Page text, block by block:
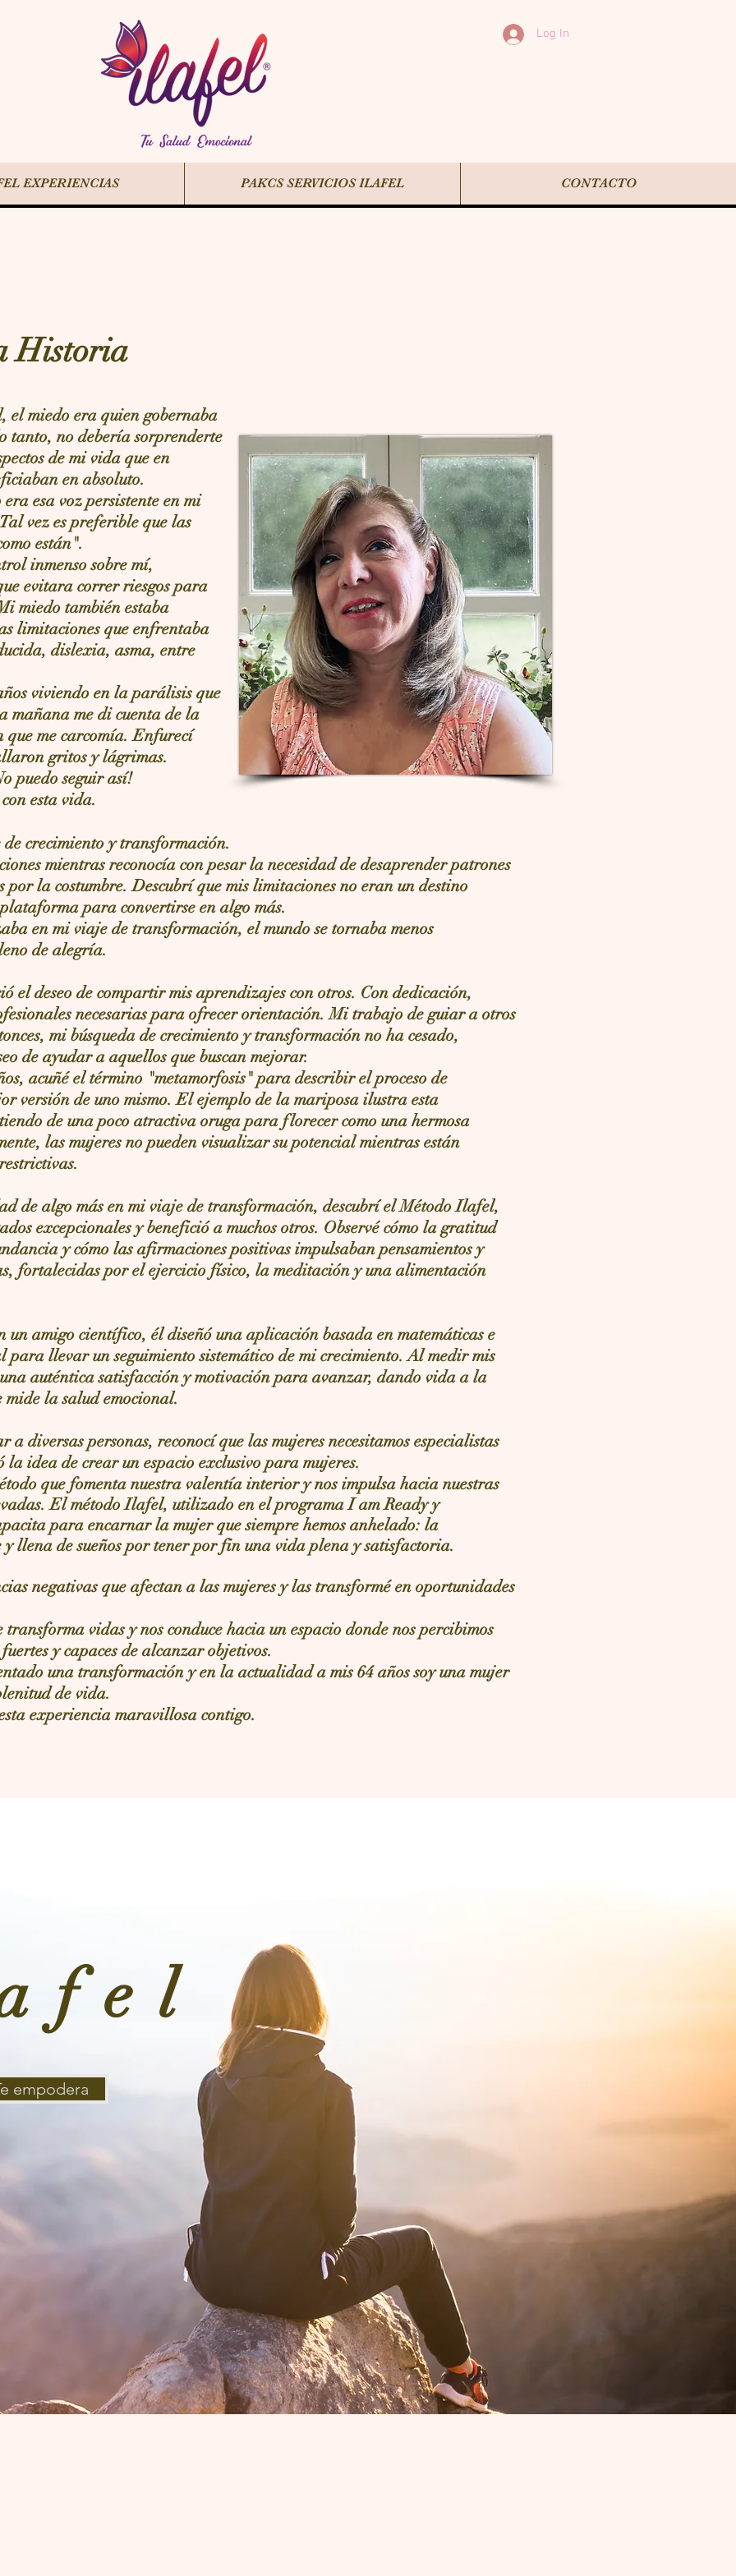
Log In
EXPERIENCIAS PAKCS SERVICIOS ILAFEL CONTACTO
Historia
el miedo era quien gobernaba
tanto, no debería sorprenderte
de mi vida que en
en absoluto.
esa voz persistente en mi
vez es preferible que las
están".
inmenso sobre mí,
evitara correr riesgos para
miedo también estaba
limitaciones que enfrentaba
dislexia, asma, entre
viviendo en la parálisis que
mañana me di cuenta de la
me carcomía. Enfurecí
gritos y lágrimas.
puedo seguir así!
esta vida.
crecimiento y transformación.
mientras reconocía con pesar la necesidad de desaprender patrones
por la costumbre. Descubrí que mis limitaciones no eran un destino
para convertirse en algo más.
en mi viaje de transformación, el mundo se tornaba menos
de alegría.
el deseo de compartir mis aprendizajes con otros. Con dedicación,
necesarias para ofrecer orientación. Mi trabajo de guiar a otros
mi búsqueda de crecimiento y transformación no ha cesado,
de ayudar a aquellos que buscan mejorar.
acuñé el término "metamorfosis" para describir el proceso de
versión de uno mismo. El ejemplo de la mariposa ilustra esta
de una poco atractiva oruga para florecer como una hermosa
las mujeres no pueden visualizar su potencial mientras están
de algo más en mi viaje de transformación, descubrí el Método Ilafel,
excepcionales y benefició a muchos otros. Observé cómo la gratitud
y cómo las afirmaciones positivas impulsaban pensamientos y
fortalecidas por el ejercicio físico, la meditación y una alimentación
un amigo científico, él diseñó una aplicación basada en matemáticas e
llevar un seguimiento sistemático de mi crecimiento. Al medir mis
auténtica satisfacción y motivación para avanzar, dando vida a la
la salud emocional.
a diversas personas, reconocí que las mujeres necesitamos especialistas
la idea de crear un espacio exclusivo para mujeres.
que fomenta nuestra valentía interior y nos impulsa hacia nuestras
El método Ilafel, utilizado en el programa I am Ready y
para encarnar la mujer que siempre hemos anhelado: la
llena de sueños por tener por fin una vida plena ysatisfactoria.
negativas que afectan a las mujeres y las transformé en oportunidades
vidas y nos conduce hacia un espacio donde nos percibimos
y capaces de alcanzar objetivos.
una transformación y en la actualidad a mis 64 años soy una mujer
de vida.
experiencia maravillosa contigo.
empodera